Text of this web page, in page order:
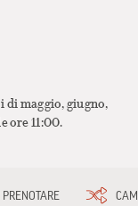
di maggio, giugno,
ore 11:00.